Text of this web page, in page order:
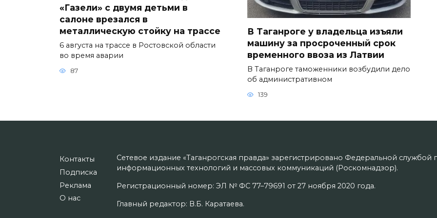
«Газели» с двумя детьми в
салоне врезался в
металлическую стойку на трассе
6 августа на трассе в Ростовской области
во время аварии
87
В Таганроге у владельца изъяли
машину за просроченный срок
временного ввоза из Латвии
В Таганроге таможенники возбудили дело
об административном
139
Контакты
Подписка
Реклама
О нас
Сетевое издание «Таганрогская правда» зарегистрировано Федеральной службой
информационных технологий и массовых коммуникаций (Роскомнадзор).
Регистрационный номер: ЭЛ № ФС 77–79691 от 27 ноября 2020 года.
Главный редактор: В.Б. Каратаева.